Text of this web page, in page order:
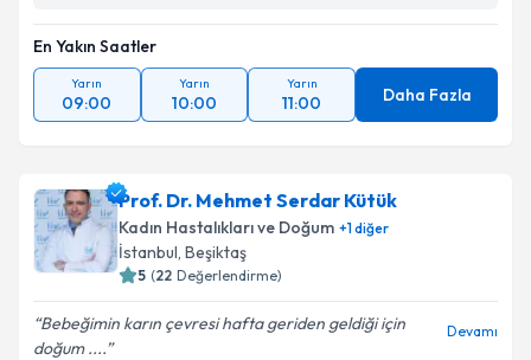
En Yakın Saatler
Yarın
09:00
Yarın
10:00
Yarın
11:00 Daha Fazla
Prof. Dr. Mehmet Serdar Kütük
Kadın Hastalıkları ve Doğum +1diğer
İstanbul, Beşiktaş
5 (22 Değerlendirme)
Bebeğimin karın çevresi hafta geriden geldiği için
doğum ....
Devamı